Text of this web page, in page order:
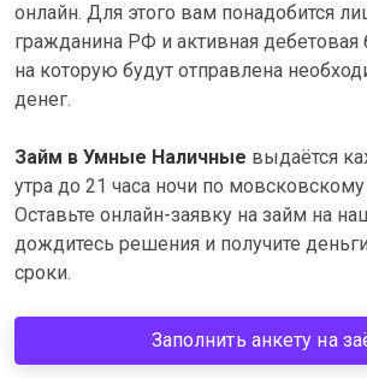
онлайн. Для этого вам понадобится
гражданина РФ и активная дебетовая
на которую будут отправлена
денег.
Займ в Умные Наличные выдаётся
утра до 21 часа ночи по
Оставьте онлайн-заявку на займ на
дождитесь решения и получите
сроки.
Заполнить анкету на